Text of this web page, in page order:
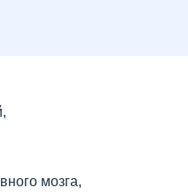
мозга,